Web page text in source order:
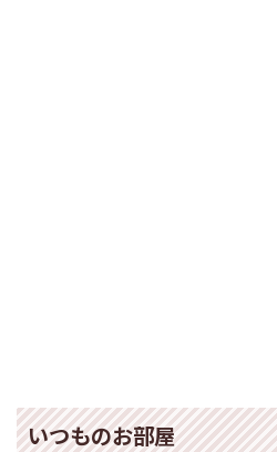
いつものお部屋